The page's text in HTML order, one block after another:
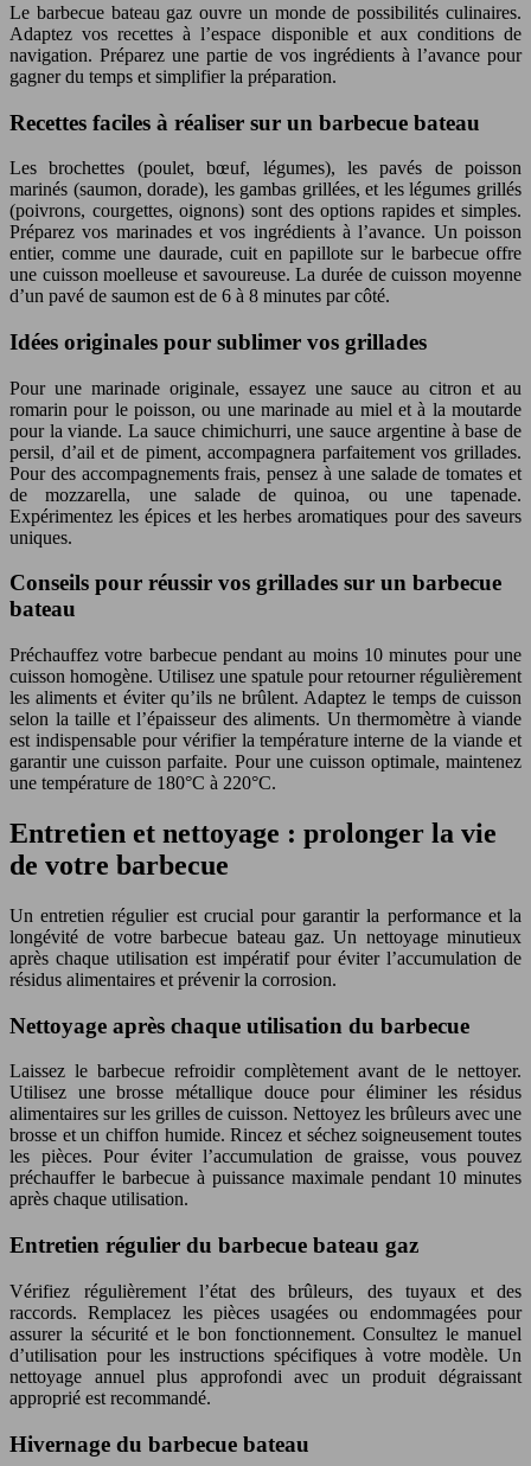
Le barbecue bateau gaz ouvre un monde de possibilités culinaires.
Adaptez vos recettes à l’espace disponible et aux conditions de
navigation. Préparez une partie de vos ingrédients à l’avance pour
gagner du temps et simplifier la préparation.
Recettes faciles à réaliser sur un barbecue bateau
Les brochettes (poulet, bœuf, légumes), les pavés de poisson
marinés (saumon, dorade), les gambas grillées, et les légumes grillés
(poivrons, courgettes, oignons) sont des options rapides et simples.
Préparez vos marinades et vos ingrédients à l’avance. Un poisson
entier, comme une daurade, cuit en papillote sur le barbecue offre
une cuisson moelleuse et savoureuse. La durée de cuisson moyenne
d’un pavé de saumon est de 6 à 8 minutes par côté.
Idées originales pour sublimer vos grillades
Pour une marinade originale, essayez une sauce au citron et au
romarin pour le poisson, ou une marinade au miel et à la moutarde
pour la viande. La sauce chimichurri, une sauce argentine à base de
persil, d’ail et de piment, accompagnera parfaitement vos grillades.
Pour des accompagnements frais, pensez à une salade de tomates et
de mozzarella, une salade de quinoa, ou une tapenade.
Expérimentez les épices et les herbes aromatiques pour des saveurs
uniques.
Conseils pour réussir vos grillades sur un barbecue
bateau
Préchauffez votre barbecue pendant au moins 10 minutes pour une
cuisson homogène. Utilisez une spatule pour retourner régulièrement
les aliments et éviter qu’ils ne brûlent. Adaptez le temps de cuisson
selon la taille et l’épaisseur des aliments. Un thermomètre à viande
est indispensable pour vérifier la température interne de la viande et
garantir une cuisson parfaite. Pour une cuisson optimale, maintenez
une température de 180°C à 220°C.
Entretien et nettoyage : prolonger la vie
de votre barbecue
Un entretien régulier est crucial pour garantir la performance et la
longévité de votre barbecue bateau gaz. Un nettoyage minutieux
après chaque utilisation est impératif pour éviter l’accumulation de
résidus alimentaires et prévenir la corrosion.
Nettoyage après chaque utilisation du barbecue
Laissez le barbecue refroidir complètement avant de le nettoyer.
Utilisez une brosse métallique douce pour éliminer les résidus
alimentaires sur les grilles de cuisson. Nettoyez les brûleurs avec une
brosse et un chiffon humide. Rincez et séchez soigneusement toutes
les pièces. Pour éviter l’accumulation de graisse, vous pouvez
préchauffer le barbecue à puissance maximale pendant 10 minutes
après chaque utilisation.
Entretien régulier du barbecue bateau gaz
Vérifiez régulièrement l’état des brûleurs, des tuyaux et des
raccords. Remplacez les pièces usagées ou endommagées pour
assurer la sécurité et le bon fonctionnement. Consultez le manuel
d’utilisation pour les instructions spécifiques à votre modèle. Un
nettoyage annuel plus approfondi avec un produit dégraissant
approprié est recommandé.
Hivernage du barbecue bateau